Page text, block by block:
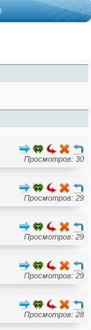
Просмотров: 30
Просмотров: 29
Просмотров: 29
Просмотров: 29
Просмотров: 28